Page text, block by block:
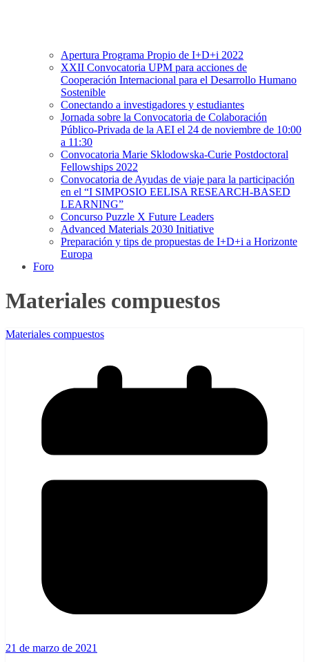
Apertura Programa Propio de I+D+i 2022
XXII Convocatoria UPM para acciones de
Cooperación Internacional para el Desarrollo Humano
Sostenible
Conectando a investigadores y estudiantes
Jornada sobre la Convocatoria de Colaboración
Público-Privada de la AEI el 24 de noviembre de 10:00
a 11:30
Convocatoria Marie Sklodowska-Curie Postdoctoral
Fellowships 2022
Convocatoria de Ayudas de viaje para la participación
en el “I SIMPOSIO EELISA RESEARCH-BASED
LEARNING”
Concurso Puzzle X Future Leaders
Advanced Materials 2030 Initiative
Preparación y tips de propuestas de I+D+i a Horizonte
Europa
Foro
Materiales compuestos
Materiales compuestos
21 de marzo de 2021